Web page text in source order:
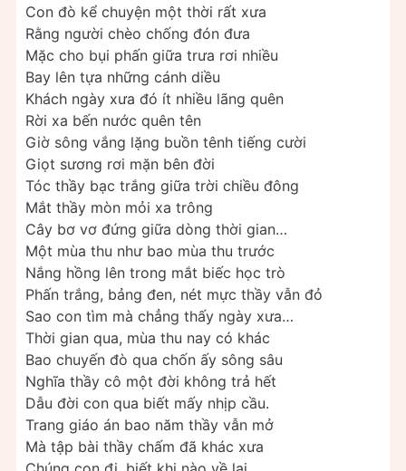
Con đò kể chuyện một thời rất xưa
Rằng người chèo chống đón đưa
Mặc cho bụi phấn giữa trưa rơi nhiều
Bay lên tựa những cánh diều
Khách ngày xưa đó ít nhiều lãng quên
Rời xa bến nước quên tên
Giờ sông vắng lặng buồn tênh tiếng cười
Giọt sương rơi mặn bên đời
Tóc thầy bạc trắng giữa trời chiều đông
Mắt thầy mòn mỏi xa trông
Cây bơ vơ đứng giữa dòng thời gian…
Một mùa thu như bao mùa thu trước
Nắng hồng lên trong mắt biếc học trò
Phấn trắng, bảng đen, nét mực thầy vẫn đỏ
Sao con tìm mà chẳng thấy ngày xưa…
Thời gian qua, mùa thu nay có khác
Bao chuyến đò qua chốn ấy sông sâu
Nghĩa thầy cô một đời không trả hết
Dẫu đời con qua biết mấy nhịp cầu.
Trang giáo án bao năm thầy vẫn mở
Mà tập bài thầy chấm đã khác xưa